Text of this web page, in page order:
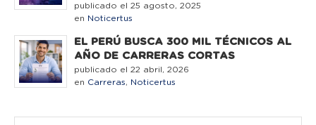
publicado el 25 agosto, 2025
en Noticertus
EL PERÚ BUSCA 300 MIL TÉCNICOS AL
AÑO DE CARRERAS CORTAS
publicado el 22 abril, 2026
en Carreras, Noticertus